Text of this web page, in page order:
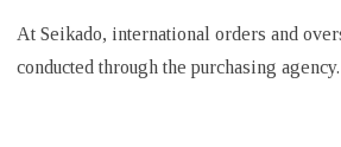
At Seikado, international orders and
conducted through the purchasing